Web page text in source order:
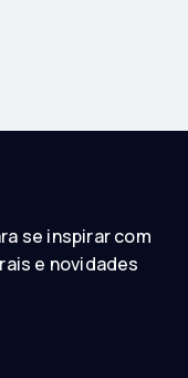
se inspirar com
e novidades